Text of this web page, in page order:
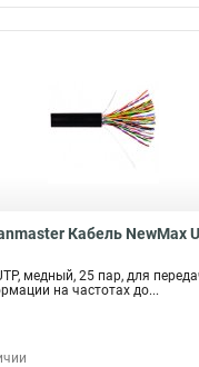
Кабель NewMax
медный, 25 пар, для
на частотах до...